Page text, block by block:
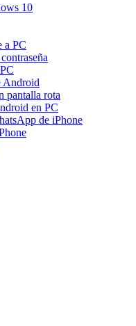
10
a PC
Android
pantalla rota
en PC
de iPhone